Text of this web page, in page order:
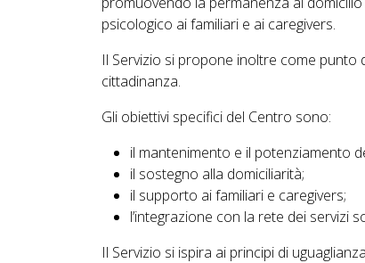
psicologico ai familiari e ai caregivers.
Il Servizio si propone inoltre come punto
cittadinanza.
Gli obiettivi specifici del Centro sono:
il mantenimento e il potenziamento
il sostegno alla domiciliarità;
il supporto ai familiari e caregivers;
l’integrazione con la rete dei servizi
Il Servizio si ispira ai principi di